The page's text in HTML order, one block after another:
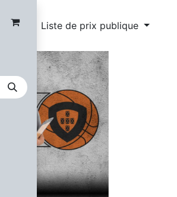
Liste de prix publique